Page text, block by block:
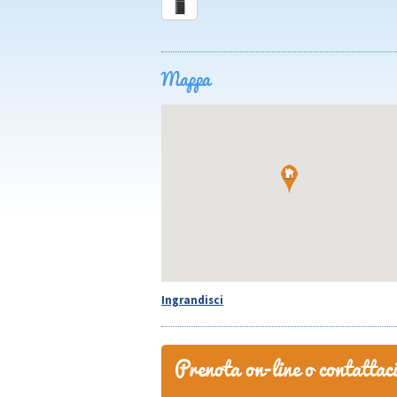
Mappa
Ingrandisci
Prenota on-line o contattaci